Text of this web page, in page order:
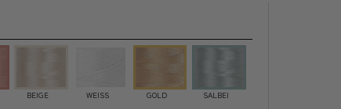
BEIGE WEISS GOLD SALBEI